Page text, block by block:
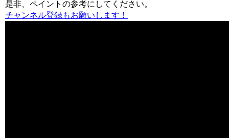
是非、ペイントの参考にしてください。
チャンネル登録もお願いします！